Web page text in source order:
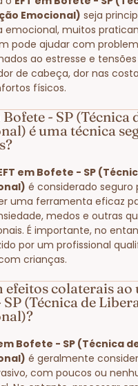
Emocional) seja
emocional, muitos
pode ajudar com
ao estresse e
de cabeça, dor nas
físicos.
Bofete - SP (Técnica
é uma técnica
em Bofete - SP
é considerado seguro
uma ferramenta eficaz
medos e outras
É importante, no
por um profissional
crianças.
efeitos colaterais ao
SP (Técnica de
Bofete - SP (Técnica
é geralmente
com poucos ou